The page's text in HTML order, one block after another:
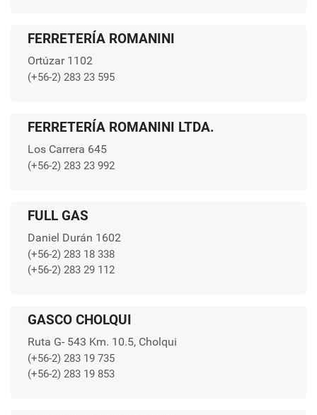
FERRETERÍA ROMANINI
Ortúzar 1102
(+56-2) 283 23 595
FERRETERÍA ROMANINI LTDA.
Los Carrera 645
(+56-2) 283 23 992
FULL GAS
Daniel Durán 1602
(+56-2) 283 18 338
(+56-2) 283 29 112
GASCO CHOLQUI
Ruta G- 543 Km. 10.5, Cholqui
(+56-2) 283 19 735
(+56-2) 283 19 853